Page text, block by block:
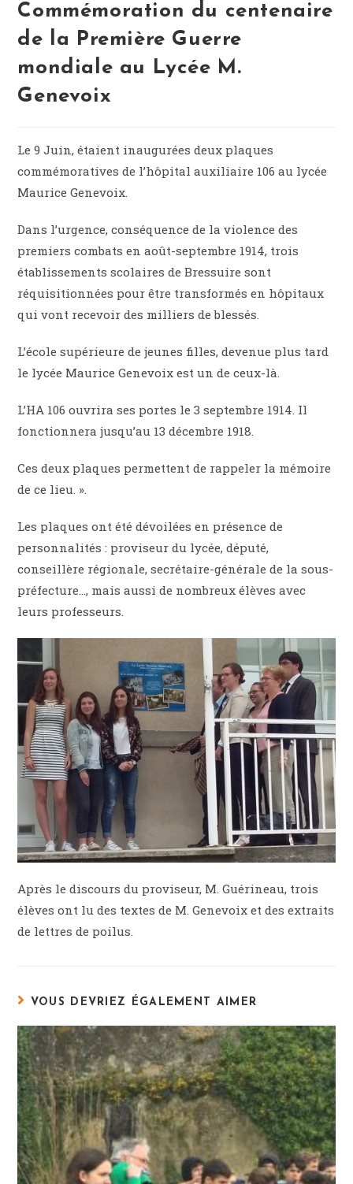
Commémoration du centenaire
de la Première Guerre
mondiale au Lycée M.
Genevoix
Le 9 Juin, étaient inaugurées deux plaques
commémoratives de l’hôpital auxiliaire 106 au lycée
Maurice Genevoix.
Dans l’urgence, conséquence de la violence des
premiers combats en août-septembre 1914, trois
établissements scolaires de Bressuire sont
réquisitionnées pour être transformés en hôpitaux
qui vont recevoir des milliers de blessés.
L’école supérieure de jeunes filles, devenue plus tard
le lycée Maurice Genevoix est un de ceux-là.
L’HA 106 ouvrira ses portes le 3 septembre 1914. Il
fonctionnera jusqu’au 13 décembre 1918.
Ces deux plaques permettent de rappeler la mémoire
de ce lieu. ».
Les plaques ont été dévoilées en présence de
personnalités : proviseur du lycée, député,
conseillère régionale, secrétaire-générale de la sous-
préfecture…, mais aussi de nombreux élèves avec
leurs professeurs.
Après le discours du proviseur, M. Guérineau, trois
élèves ont lu des textes de M. Genevoix et des extraits
de lettres de poilus.
VOUS DEVRIEZ ÉGALEMENT AIMER